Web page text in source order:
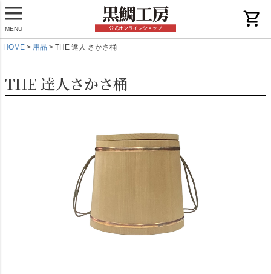
MENU shopping_cart
HOME 用品 THE 達人 さかさ桶
THE 達人さかさ桶